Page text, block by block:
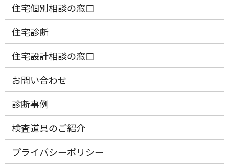
住宅個別相談の窓口
住宅診断
住宅設計相談の窓口
お問い合わせ
診断事例
検査道具のご紹介
プライバシーポリシー